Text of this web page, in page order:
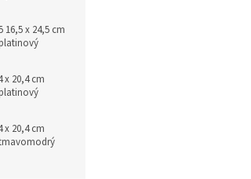
16,5 x 24,5 cm
x 20,4 cm
x 20,4 cm